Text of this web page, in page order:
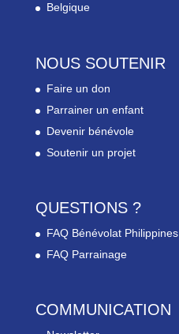
Belgique
NOUS SOUTENIR
Faire un don
Parrainer un enfant
Devenir bénévole
Soutenir un projet
QUESTIONS ?
FAQ Bénévolat Philippines
FAQ Parrainage
COMMUNICATION